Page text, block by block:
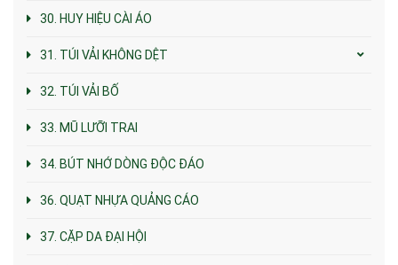
30. HUY HIỆU CÀI ÁO
31. TÚI VẢI KHÔNG DỆT
32. TÚI VẢI BỐ
33. MŨ LƯỠI TRAI
34. BÚT NHỚ DÒNG ĐỘC ĐÁO
36. QUẠT NHỰA QUẢNG CÁO
37. CẶP DA ĐẠI HỘI